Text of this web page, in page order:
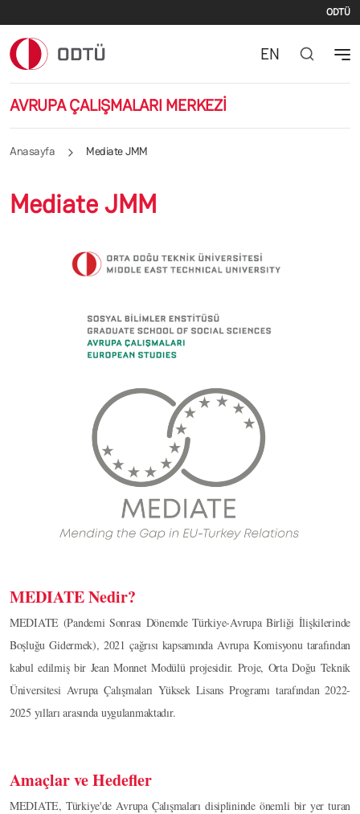
ODTÜ
AVRUPA ÇALIŞMALARI MERKEZİ
EN
Anasayfa Mediate JMM
Mediate JMM
MEDIATE Nedir?
MEDIATE (Pandemi Sonrası Dönemde Türkiye-Avrupa Birliği İlişkilerinde
Boşluğu Gidermek), 2021 çağrısı kapsamında Avrupa Komisyonu tarafından
kabul edilmiş bir Jean Monnet Modülü projesidir. Proje, Orta Doğu Teknik
Üniversitesi Avrupa Çalışmaları Yüksek Lisans Programı tarafından 2022-
2025 yılları arasında uygulanmaktadır.
Amaçlar ve Hedefler
MEDIATE, Türkiye'de Avrupa Çalışmaları disiplininde önemli bir yer turan